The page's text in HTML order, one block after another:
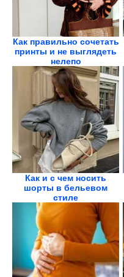
Как правильно сочетать
принты и не выглядеть
нелепо
Как и с чем носить
шорты в бельевом
стиле